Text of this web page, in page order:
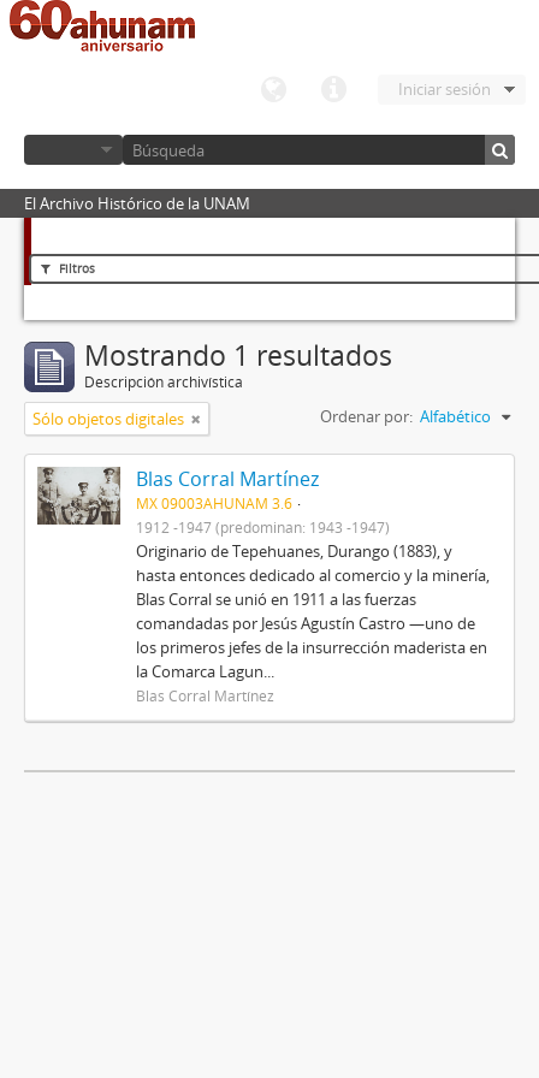
Iniciar sesión
El Archivo Histórico de la UNAM
Filtros
Mostrando 1 resultados
Descripción archivística
Sólo objetos digitales Ordenar por: Alfabético
Blas Corral Martínez
MX 09003AHUNAM 3.6
1912 -1947 (predominan: 1943 -1947)
Originario de Tepehuanes, Durango (1883), y
hasta entonces dedicado al comercio y la minería,
Blas Corral se unió en 1911 a las fuerzas
comandadas por Jesús Agustín Castro —uno de
los primeros jefes de la insurrección maderista en
la Comarca Lagun...
Blas Corral Martínez